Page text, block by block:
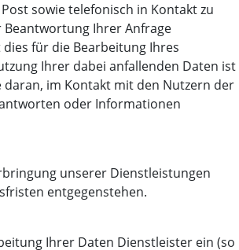
sowie telefonisch in Kontakt zu
Ihrer Anfrage
für die Bearbeitung Ihres
Ihrer dabei anfallenden Daten ist
daran, im Kontakt mit den Nutzern der
oder Informationen
unserer Dienstleistungen
entgegenstehen.
Ihrer Daten Dienstleister ein (so